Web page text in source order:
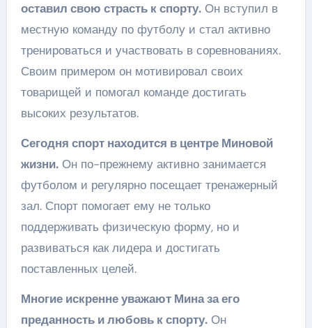
оставил свою страсть к спорту.Он вступил в
местную команду по футболу и стал активно
тренироваться и участвовать в соревнованиях.
Своим примером он мотивировал своих
товарищей и помогал команде достигать
высоких результатов.
Сегодня спорт находится в центре Миновой
жизни.Он по-прежнему активно занимается
футболом и регулярно посещает тренажерный
зал. Спорт помогает ему не только
поддерживать физическую форму, но и
развиваться как лидера и достигать
поставленных целей.
Многие искренне уважают Мина за его
преданность и любовь к спорту.Он